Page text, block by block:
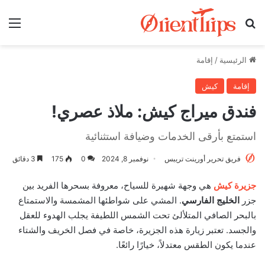
بحث عن
الرئيسية / إقامة
إقامة كيش
فندق ميراج كيش: ملاذ عصري!
استمتع بأرقى الخدمات وضيافة استثنائية
فريق تحرير أورينت تريبس نوفمبر 8, 2024 0
175
جزيرة كيش هي وجهة شهيرة للسياح، معروفة بسحرها الفريد بين
جزر الخليج الفارسي. المشي على شواطئها المشمسة والاستمتاع
بالبحر الصافي المتلألئ تحت الشمس اللطيفة يجلب الهدوء للعقل
والجسد. تعتبر زيارة هذه الجزيرة، خاصة في فصل الخريف والشتاء
عندما يكون الطقس معتدلاً، خيارًا رائعًا.